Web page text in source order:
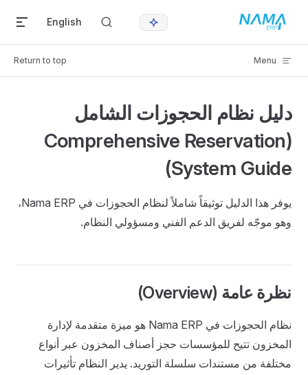
Skip to content
English
Menu
Return to top
دليل نظام الحجوزات الشامل
(Comprehensive Reservation
System Guide)
يوفر هذا الدليل توثيقاً شاملاً لنظام الحجوزات في Nama ERP،
وهو موجّه لفريق الدعم الفني ومسؤولي النظام.
نظرة عامة (Overview)
نظام الحجوزات في Nama ERP هو ميزة متقدمة لإدارة
المخزون تتيح للمؤسسات حجز أصناف المخزون عبر أنواع
مختلفة من مستندات سلسلة التوريد. يدير النظام تأثيرات